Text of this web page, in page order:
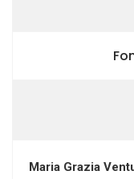
Maria Grazia